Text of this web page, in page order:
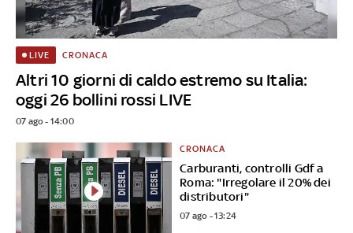
Altri 10 giorni di caldo estremo su Italia:
oggi 26 bollini rossi LIVE
LIVE CRONACA
07 ago - 14:00
Carburanti, controlli Gdf a
Roma: "Irregolare il 20% dei
distributori"
CRONACA
07 ago - 13:24